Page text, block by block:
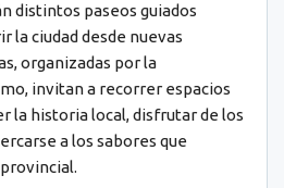
distintos paseos guiados
la ciudad desde nuevas
organizadas por la
invitan a recorrer espacios
la historia local, disfrutar de los
a los sabores que